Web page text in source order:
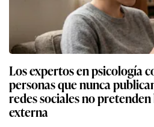
Los expertos en psicología
personas que nunca
redes sociales no
externa